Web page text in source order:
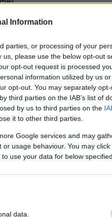
Information
parties, or processing of your
please use the below opt-out
opt-out request is processed
information utilized by us
opt-out. You may separately
third parties on the IAB’s list of
by us to third parties on the
it to other third parties.
Google services and may
usage behaviour. You may
use your data for below
data.
óceáni
találkoznak.
az ilyen erősségű
is okozhat a sűrűn
több mint 17 ezer
találkozásánál
egymás alá
a földrengéseket.